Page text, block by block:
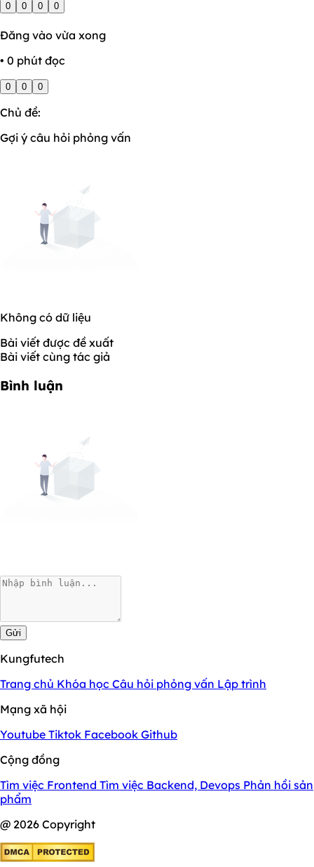
0
0 0 0
Đăng vào vừa xong
• 0 phút đọc
0 0 0
Chủ đề:
Gợi ý câu hỏi phỏng vấn
Không có dữ liệu
Bài viết được đề xuất
Bài viết cùng tác giả
Bình luận
Gửi
Kungfutech
Trang chủ Khóa học Câu hỏi phỏng vấn Lập trình
Mạng xã hội
Youtube Tiktok Facebook Github
Cộng đồng
Tìm việc Frontend Tìm việc Backend, Devops Phản hồi sản
phẩm
@ 2026 Copyright